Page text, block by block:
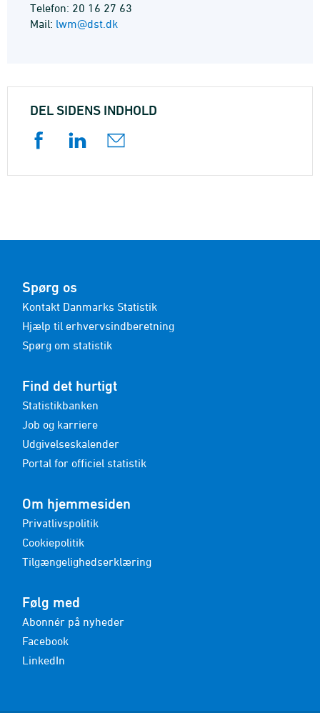
Telefon: 20 16 27 63
Mail: lwm@dst.dk
DEL SIDENS INDHOLD
Spørg os
Kontakt Danmarks Statistik
Hjælp til erhvervsindberetning
Spørg om statistik
Find det hurtigt
Statistikbanken
Job og karriere
Udgivelseskalender
Portal for officiel statistik
Om hjemmesiden
Privatlivspolitik
Cookiepolitik
Tilgængelighedserklæring
Følg med
Abonnér på nyheder
Facebook
LinkedIn